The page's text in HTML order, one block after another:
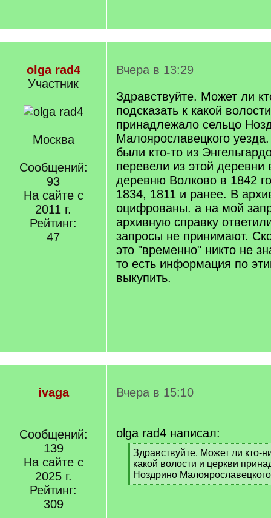
olga rad4
Участник
Москва
Сообщений:
93
На сайте с
2011 г.
Рейтинг:
47
Вчера в 13:29
Здравствуйте. Может ли
подсказать к какой
принадлежало сельцо
Малоярославецкого
были кто-то из
перевели из этой
деревню Волково в 1842
1834, 1811 и ранее. В
оцифрованы. а на мой
архивную справку
запросы не принимают.
это "временно" никто не
то есть информация по
выкупить.
ivaga
Сообщений:
139
На сайте с
2025 г.
Рейтинг:
309
Вчера в 15:10
olga rad4 написал:
[
q
]
Здравствуйте. Может ли кто-
какой волости и церкви
Ноздрино
[